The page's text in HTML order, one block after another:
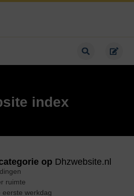
index
op Dhzwebsite.nl
ruimte
eerste werkdag